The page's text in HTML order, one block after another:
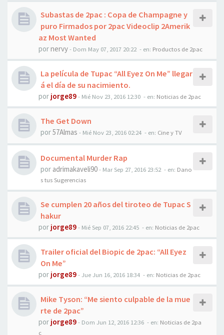
Subastas de 2pac : Copa de Champagne y
puro Firmados por 2pac Videoclip 2Amerik
az Most Wanted
pornervy- Dom May 07, 2017 20:22 - en: Productos de 2pac
La película de Tupac “All Eyez On Me” llegar
á el día de su nacimiento.
por jorge89- Mié Nov 23, 2016 12:30 - en: Noticias de 2pac
The Get Down
por57Almas - Mié Nov 23, 2016 02:24 - en: Cine y TV
Documental Murder Rap
por adrimakaveli90- Mar Sep 27, 2016 23:52 - en: Dano
s tus Sugerencias
Se cumplen 20 años del tiroteo de Tupac S
hakur
por jorge89- Mié Sep 07, 2016 22:45 - en: Noticias de 2pac
Trailer oficial del Biopic de 2pac: “All Eyez
On Me”
por jorge89-Jue Jun 16, 2016 18:34 - en: Noticias de 2pac
Mike Tyson: “Me siento culpable de la mue
rte de 2pac”
por jorge89- Dom Jun 12, 2016 12:36 - en: Noticias de 2pa
c